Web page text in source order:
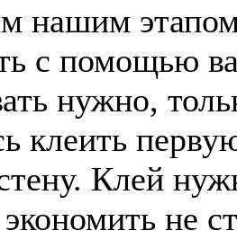
нашим этапом
с помощью
нужно,
клеить
Клей
не